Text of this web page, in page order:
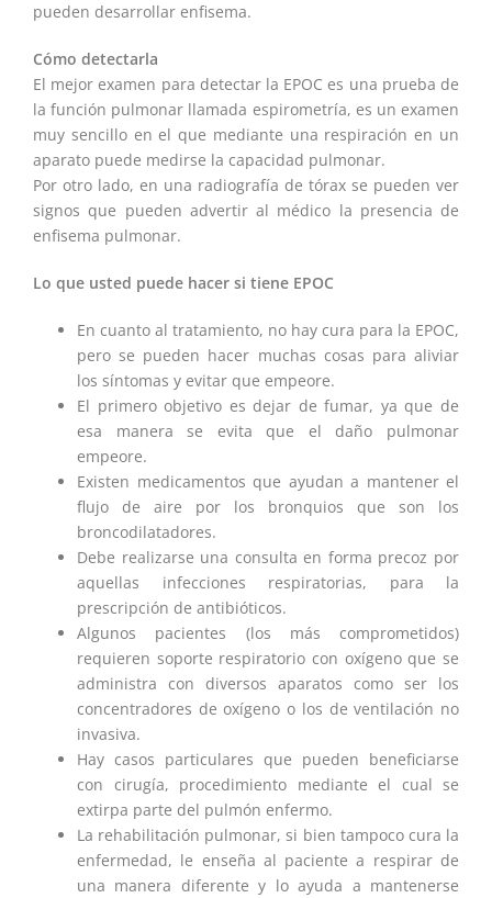
pueden desarrollar enfisema.
Cómo detectarla
El mejor examen para detectar la EPOC es una prueba de
la función pulmonar llamada espirometría, es un examen
muy sencillo en el que mediante una respiración en un
aparato puede medirse la capacidad pulmonar.
Por otro lado, en una radiografía de tórax se pueden ver
signos que pueden advertir al médico la presencia de
enfisema pulmonar.
Lo que usted puede hacer si tiene EPOC
En cuanto al tratamiento, no hay cura para la EPOC,
pero se pueden hacer muchas cosas para aliviar
los síntomas y evitar que empeore.
El primero objetivo es dejar de fumar, ya que de
esa manera se evita que el daño pulmonar
empeore.
Existen medicamentos que ayudan a mantener el
flujo de aire por los bronquios que son los
broncodilatadores.
Debe realizarse una consulta en forma precoz por
aquellas infecciones respiratorias, para la
prescripción de antibióticos.
Algunos pacientes (los más comprometidos)
requieren soporte respiratorio con oxígeno que se
administra con diversos aparatos como ser los
concentradores de oxígeno o los de ventilación no
invasiva.
Hay casos particulares que pueden beneficiarse
con cirugía, procedimiento mediante el cual se
extirpa parte del pulmón enfermo.
La rehabilitación pulmonar, si bien tampoco cura la
enfermedad, le enseña al paciente a respirar de
una manera diferente y lo ayuda a mantenerse